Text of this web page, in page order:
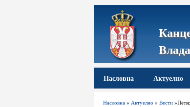
Насловна Актуелно
Насловна »Актуелно »Вести